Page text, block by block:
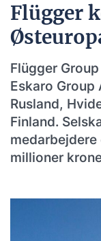
Flügger
Flügger
Eskaro Group
Rusland,
Finland.
millioner